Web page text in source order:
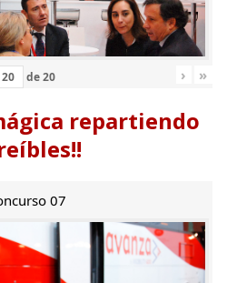
de20 › »
repartiendo
07